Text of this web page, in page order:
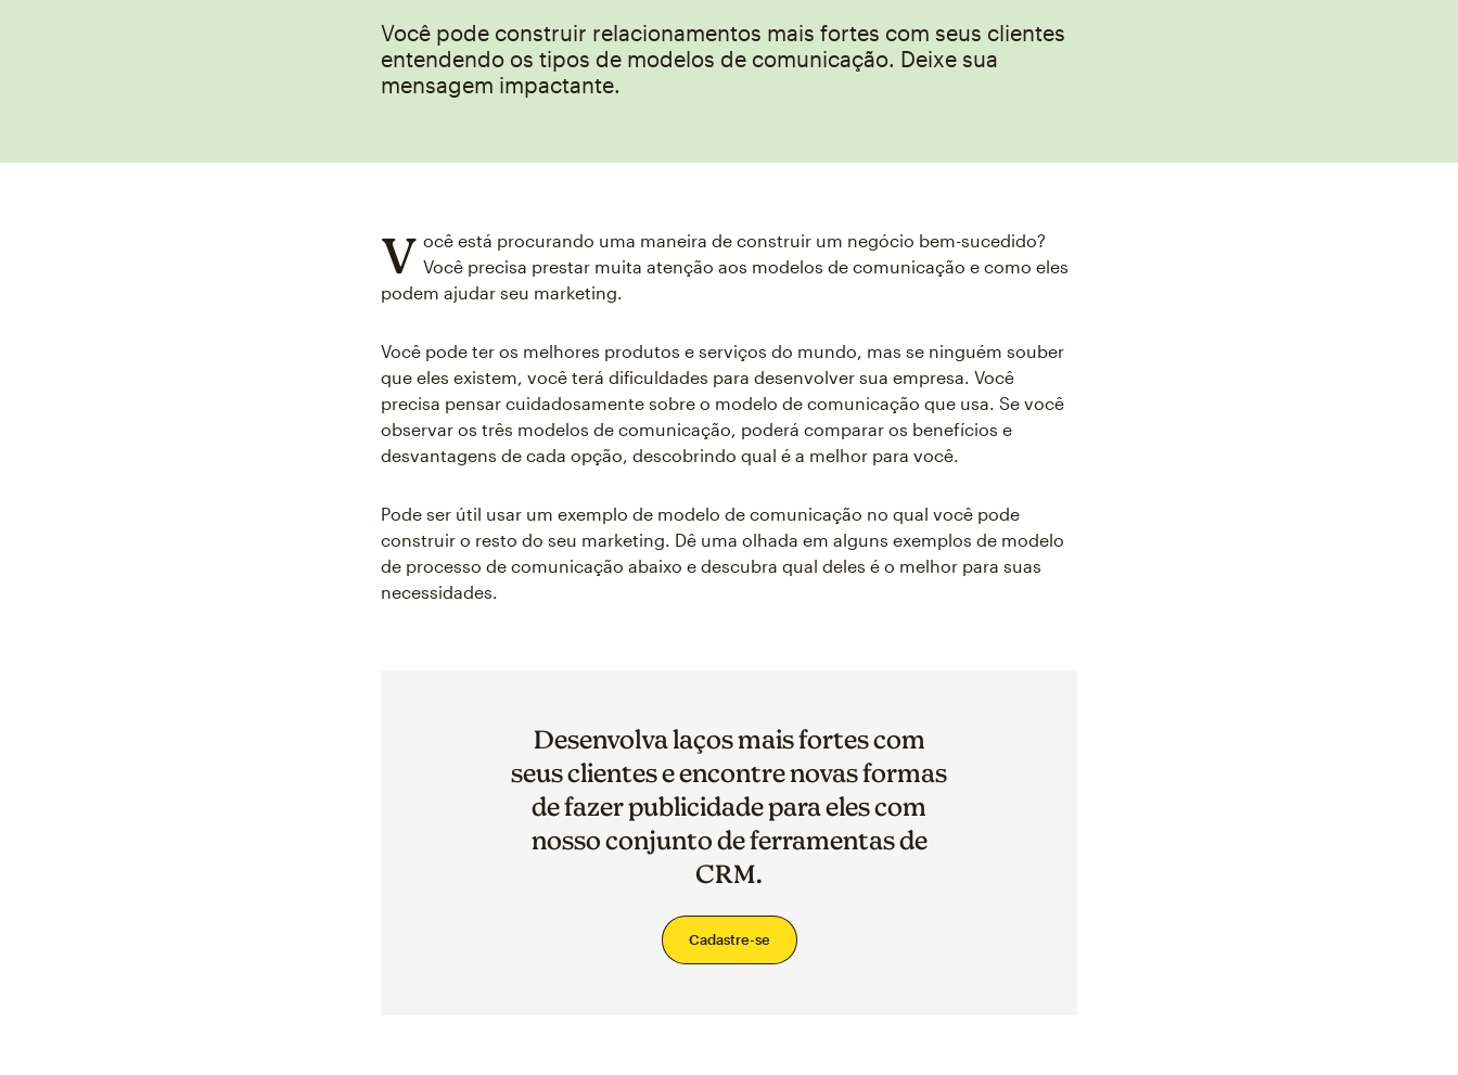
Você pode construir relacionamentos mais fortes com seus clientes
entendendo os tipos de modelos de comunicação. Deixe sua
mensagem impactante.
V ocê está procurando uma maneira de construir um negócio bem-sucedido?
Você precisa prestar muita atenção aos modelos de comunicação e como eles
podem ajudar seu marketing.
Você pode ter os melhores produtos e serviços do mundo, mas se ninguém souber
que eles existem, você terá dificuldades para desenvolver sua empresa. Você
precisa pensar cuidadosamente sobre o modelo de comunicação que usa. Se você
observar os três modelos de comunicação, poderá comparar os benefícios e
desvantagens de cada opção, descobrindo qual é a melhor para você.
Pode ser útil usar um exemplo de modelo de comunicação no qual você pode
construir o resto do seu marketing. Dê uma olhada em alguns exemplos de modelo
de processo de comunicação abaixo e descubra qual deles é o melhor para suas
necessidades.
Desenvolva laços mais fortes com
seus clientes e encontre novas formas
de fazer publicidade para eles com
nosso conjunto de ferramentas de
CRM.
Cadastre-se